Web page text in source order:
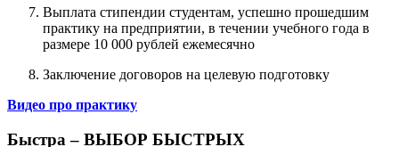
Выплата стипендии студентам, успешно прошедшим
практику на предприятии, в течении учебного года в
размере 10 000 рублей ежемесячно
Заключение договоров на целевую подготовку
Видео про практику
Быстра – ВЫБОР БЫСТРЫХ